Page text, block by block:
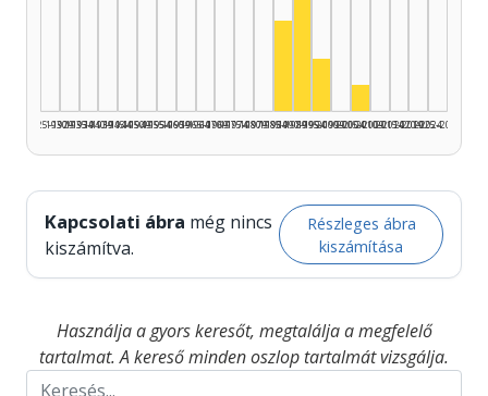
1925–1929
1930–1934
1935–1939
1940–1944
1945–1949
1950–1954
1955–1959
1960–1964
1965–1969
1970–1974
1975–1979
1980–1984
1985–1989
1990–1994
1995–1999
2000–2004
Színész,
2005–2009
2010–2014
2015–2019
2020–2024
2025–2026
Kapcsolati ábra még nincs
kiszámítva.
Részleges ábra
kiszámítása
Használja a gyors keresőt, megtalálja a megfelelő
tartalmat. A kereső minden oszlop tartalmát vizsgálja.